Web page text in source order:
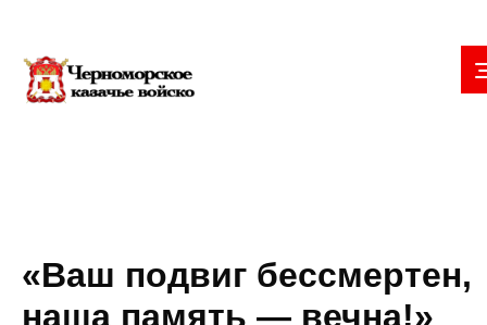
«Ваш подвиг бессмертен,
наша память — вечна!»